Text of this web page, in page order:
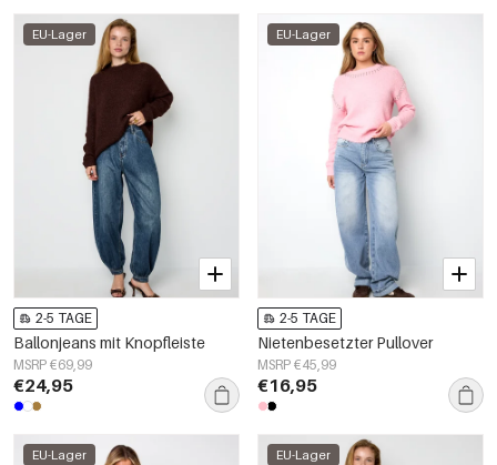
EU-Lager
2-5 TAGE
Ballonjeans mit Knopfleiste
MSRP €69,99
€24,95
EU-Lager
2-5 TAGE
Nietenbesetzter Pullover
MSRP €45,99
€16,95
EU-Lager EU-Lager